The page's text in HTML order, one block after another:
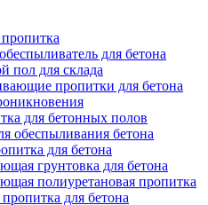
для бетона
пол для склада
пропитки для бетона
для бетонных полов
обеспыливания бетона
для бетона
грунтовка для бетона
полиуретановая пропитка
для бетона